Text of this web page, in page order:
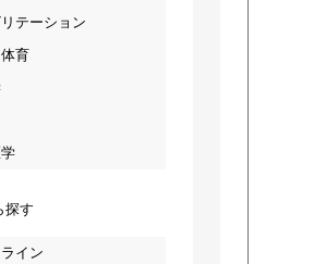
テーション
育
探す
イン